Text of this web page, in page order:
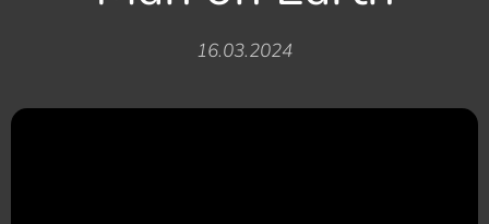
16.03.2024